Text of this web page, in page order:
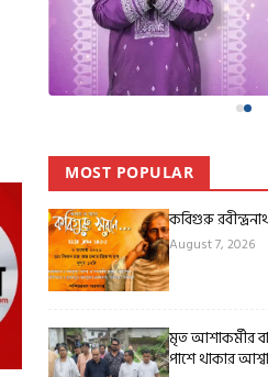
MOST POPULAR
কবিগুরু
August 7, 2026
মৃত আশাকর্মীর
পাশে থাকার